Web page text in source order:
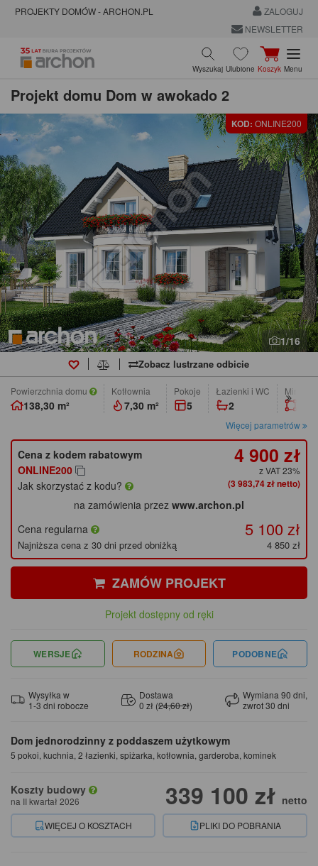
PROJEKTY DOMÓW - ARCHON.PL
ZALOGUJ
NEWSLETTER
Wyszukaj Ulubione Koszyk Menu
Projekt domu Dom w awokado 2
KOD: ONLINE200
1/16
Zobacz lustrzane odbicie
Powierzchnia domu
138,30 m²
Kotłownia
7,30 m²
pokoje
5
łazienki i WC
2
Min.
Więcej parametrów
Dom jednorodzinny z poddaszem użytkowym
5 pokoi, kuchnia, 2 łazienki, spiżarka, kotłownia, garderoba, kominek
Koszty budowy
na II kwartał 2026 339 100 zł netto
WIĘCEJ O KOSZTACH PLIKI DO POBRANIA
Cena z kodem rabatowym
ONLINE200
Jak skorzystać z kodu?
4 900 zł
z VAT 23%
(3 983,74 zł netto)
na zamówienia przez www.archon.pl
Cena regularna
5 100 zł
Najniższa cena z 30 dni przed obniżką 4 850 zł
ZAMÓW PROJEKT
Projekt dostępny od ręki
WERSJE RODZINA PODOBNE
Wysyłka w
1-3 dni robocze
Dostawa
0 zł (24,60 zł)
Wymiana 90 dni,
zwrot 30 dni